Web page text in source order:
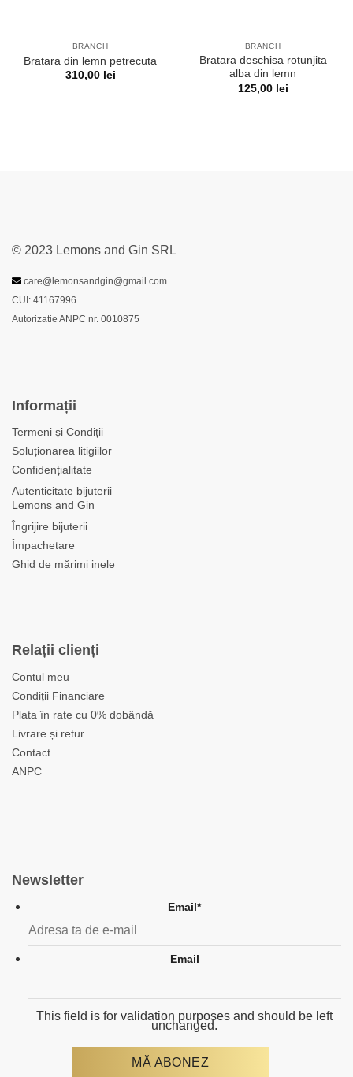
BRANCH
Bratara din lemn petrecuta
310,00 lei
BRANCH
Bratara deschisa rotunjita
alba din lemn
125,00 lei
© 2023 Lemons and Gin SRL
care@lemonsandgin@gmail.com
CUI: 41167996
Autorizatie ANPC nr. 0010875
Informații
Termeni și Condiții
Soluționarea litigiilor
Confidențialitate
Autenticitate bijuterii
Lemons and Gin
Îngrijire bijuterii
Împachetare
Ghid de mărimi inele
Relații clienți
Contul meu
Condiții Financiare
Plata în rate cu 0% dobândă
Livrare și retur
Contact
ANPC
Newsletter
Email*
Email
This field is for validation purposes and should be left
unchanged.